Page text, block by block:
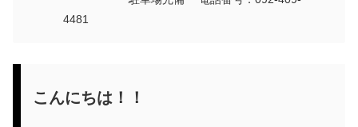
4481
こんにちは！！